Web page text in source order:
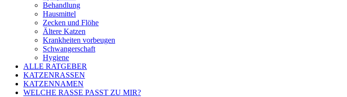
Behandlung
Hausmittel
Zecken und Flöhe
Ältere Katzen
Krankheiten vorbeugen
Schwangerschaft
Hygiene
ALLE RATGEBER
KATZENRASSEN
KATZENNAMEN
WELCHE RASSE PASST ZU MIR?